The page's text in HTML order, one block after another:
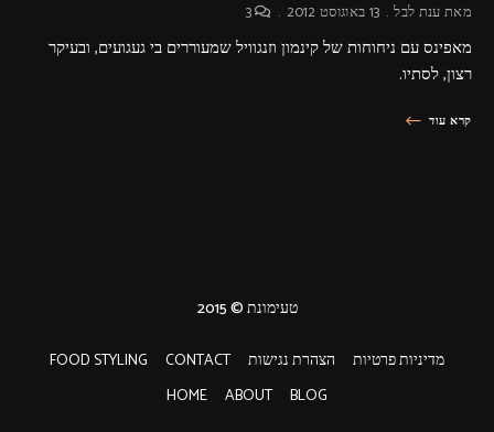
מאתענת לבל 13 באוגוסט 2012 3
מאפינס עם ניחוחות של קינמון וזנגוויל שמעוררים בי געגועים, ובעיקר
רצון, לסתיו.
קרא עוד
מדיניות פרטיות הצהרת נגישות CONTACT
FOOD STYLING
BLOG
ABOUT
HOME
טעימונת © 2015